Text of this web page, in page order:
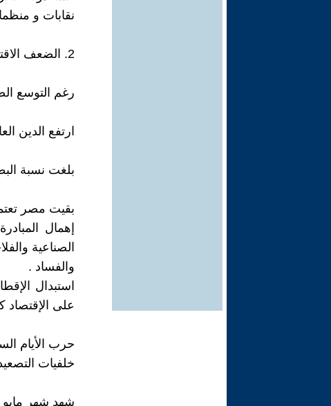
نقابات و
2. الضعف الاقتصادي
رغم التوسع
ارتفع الدين
بلغت نسبة البطالة 7–9% رسمياً، وأكثر
بقيت مصر
إهمال
الصناعية
والفساد .
استبدال
على الإقتصاد
حرب الأيام الستة 1967: الأسباب، والمسار،
خلفيات
شهد شهر مايو 1967 سلسلة من الأحداث أدت إلى الحرب: